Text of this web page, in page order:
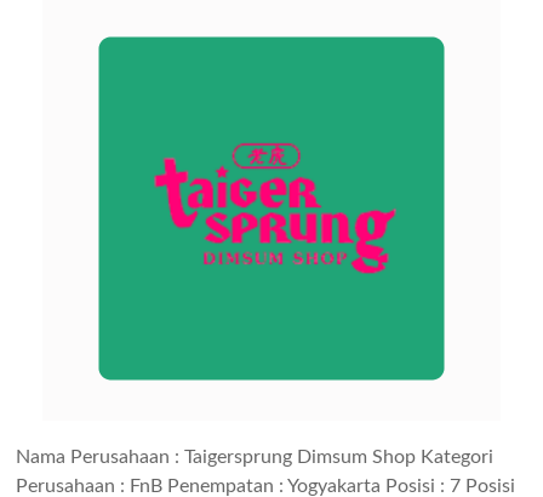
Nama Perusahaan : Taigersprung Dimsum Shop Kategori
Perusahaan : FnB Penempatan : Yogyakarta Posisi : 7 Posisi